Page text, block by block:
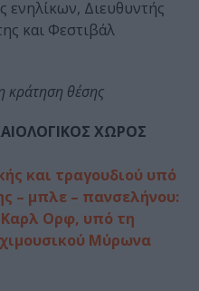
ενηλίκων, Διευθυντής
και Φεστιβάλ
κράτηση θέσης
ΧΩΡΟΣ
και τραγουδιού υπό
– μπλε – πανσελήνου:
Ορφ, υπό τη
Μύρωνα